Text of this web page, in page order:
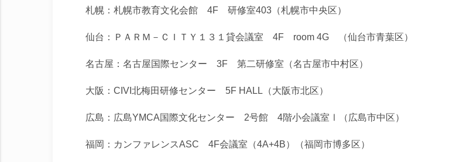
札幌：札幌市教育文化会館 4F 研修室403（札幌市中央区）
仙台：ＰＡＲＭ－ＣＩＴＹ１３１貸会議室 4F room 4G （仙台市青葉区）
名古屋：名古屋国際センター 3F 第二研修室（名古屋市中村区）
大阪：CIVI北梅田研修センター 5F HALL（大阪市北区）
広島：広島YMCA国際文化センター 2号館 4階小会議室Ⅰ（広島市中区）
福岡：カンファレンスASC 4F会議室（4A+4B）（福岡市博多区）